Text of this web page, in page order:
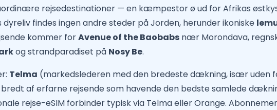
rejsedestinationer — en kæmpestor ø ud for Afrikas
dyreliv findes ingen andre steder på Jorden, herunder ikoniske
kommer forAvenue of the Baobabs nær Morondava,
og strandparadiset på Nosy Be.
Telma (markedslederen med den bredeste dækning, især uden
af erfarne rejsende som havende den bedste samlede
rejse-eSIM forbinder typisk via Telma eller Orange.